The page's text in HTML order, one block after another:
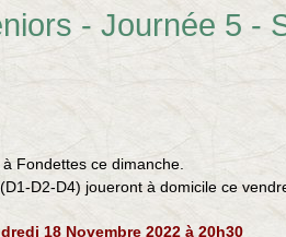
- Journée 5 -
Fondettes ce dimanche.
D2-D4) joueront à domicile ce
18 Novembre 2022 à 20h30